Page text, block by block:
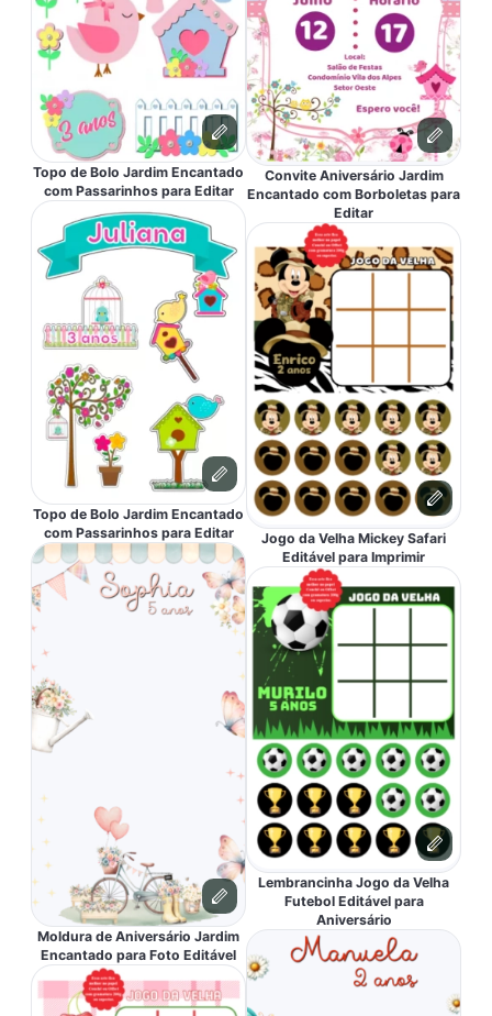
Topo de Bolo Jardim Encantado
com Passarinhos para Editar
Topo de Bolo Jardim Encantado
com Passarinhos para Editar
Moldura de Aniversário Jardim
Encantado para Foto Editável
Convite Aniversário Jardim
Encantado com Borboletas para
Editar
Jogo da Velha Mickey Safari
Editável para Imprimir
Lembrancinha Jogo da Velha
Futebol Editável para
Aniversário